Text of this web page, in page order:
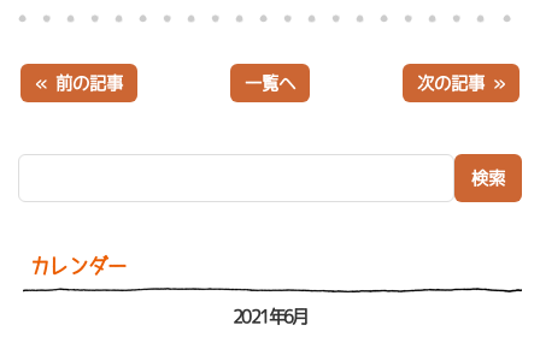
カレンダー
2021年6月
« 前の記事 一覧へ 次の記事 »